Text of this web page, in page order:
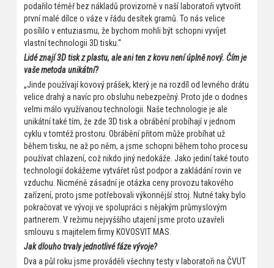
podařilo téměř bez nákladů provizorně v naší laboratoři vytvořit
první malé dílce o váze v řádu desítek gramů. To nás velice
posílilo v entuziasmu, že bychom mohli být schopni vyvíjet
vlastní technologii 3D tisku.“
Lidé znají 3D tisk z plastu, ale ani ten z kovu není úplně nový. Čím je
vaše metoda unikátní?
„Jinde používají kovový prášek, který je na rozdíl od levného drátu
velice drahý a navíc pro obsluhu nebezpečný. Proto jde o dodnes
velmi málo využívanou technologii. Naše technologie je ale
unikátní také tím, že zde 3D tisk a obrábění probíhají v jednom
cyklu v tomtéž prostoru. Obrábění přitom může probíhat už
během tisku, ne až po něm, a jsme schopni během toho procesu
používat chlazení, což nikdo jiný nedokáže. Jako jediní také touto
technologií dokážeme vytvářet růst podpor a zakládání rovin ve
vzduchu. Nicméně zásadní je otázka ceny provozu takového
zařízení, proto jsme potřebovali výkonnější stroj. Nutné taky bylo
pokračovat ve vývoji ve spolupráci s nějakým průmyslovým
partnerem. V režimu nejvyššího utajení jsme proto uzavřeli
smlouvu s majitelem firmy KOVOSVIT MAS.
Jak dlouho trvaly jednotlivé fáze vývoje?
Dva a půl roku jsme prováděli všechny testy v laboratoři na ČVUT